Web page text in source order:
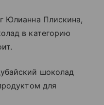
Юлианна Плискина,
в категорию
шоколад
для